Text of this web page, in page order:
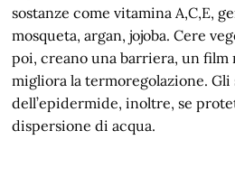
sostanze come vitamina A,C,E,
mosqueta, argan, jojoba. Cere
poi, creano una barriera, un film
migliora la termoregolazione.
dell’epidermide, inoltre, se
dispersione di acqua.